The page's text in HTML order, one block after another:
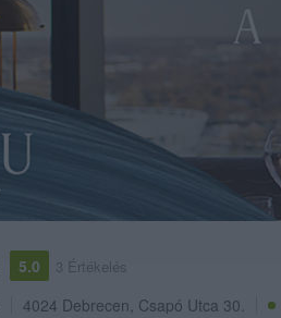
5.0 3 Értékelés
4024 Debrecen, Csapó Utca 30.